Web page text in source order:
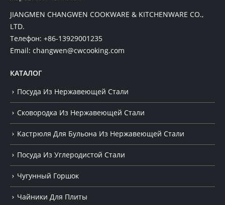
JIANGMEN CHANGWEN COOKWARE & KITCHENWARE CO.,
LTD.
Телефон: +86-13929001235
Email: changwen@cwcooking.com
КАТАЛОГ
Посуда Из Нержавеющей Стали
Сковородка Из Нержавеющей Стали
Кастрюля Для Бульона Из Нержавеющей Стали
Посуда Из Углеродистой Стали
Чугунный Горшок
Чайники Для Плиты